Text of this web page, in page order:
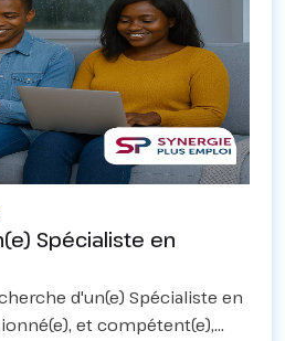
Spécialiste en
d'un(e) Spécialiste en
et compétent(e),